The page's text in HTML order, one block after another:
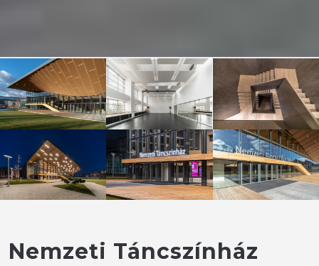
Nemzeti Táncszínház